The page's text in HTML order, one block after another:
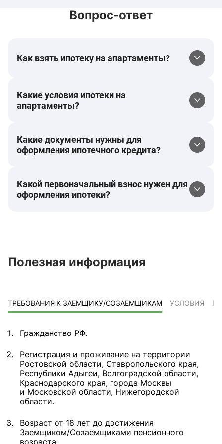
Вопрос-ответ
Как взять ипотеку на апартаменты?
Какие условия ипотеки на
апартаменты?
Какие документы нужны для
оформления ипотечного кредита?
Какой первоначальный взнос нужен для
оформления ипотеки?
Полезная информация
ТРЕБОВАНИЯ К ЗАЕМЩИКУ/СОЗАЕМЩИКАМ УСЛОВИЯ
Гражданство РФ.
Регистрация и проживание на территории
Ростовской области, Ставропольского края,
Республики Адыгеи, Волгоградской области,
Краснодарского края, города Москвы
и Московской области, Нижегородской
области.
Возраст от 18 лет до достижения
Заемщиком/Созаемщиками пенсионного
возраста.